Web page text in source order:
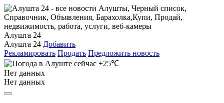
Алушта 24
Алушта 24 Добавить
Рекламировать Продать Предложить новость
+25℃
Нет данных
Нет данных